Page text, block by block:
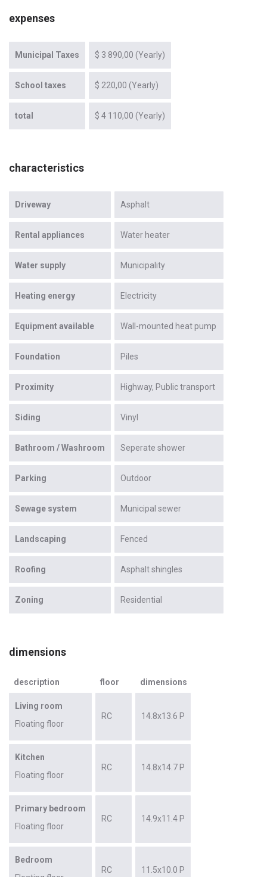
expenses
Municipal Taxes $ 3 890,00 (Yearly)
School taxes $ 220,00 (Yearly)
total $ 4 110,00 (Yearly)
characteristics
Driveway Asphalt
Rental appliances Water heater
Water supply Municipality
Heating energy Electricity
Equipment available Wall-mounted heat pump
Foundation Piles
Proximity Highway Public transport
Siding Vinyl
Bathroom / Washroom Seperate shower
Parking Outdoor
Sewage system Municipal sewer
Landscaping Fenced
Roofing Asphalt shingles
Zoning Residential
dimensions
description floor dimensions
Living room
Floating floor
RC 14.8x13.6 P
Kitchen
Floating floor
RC 14.8x14.7 P
Primary bedroom
Floating floor
RC 14.9x11.4 P
Bedroom
RC 11.5x10.0 P